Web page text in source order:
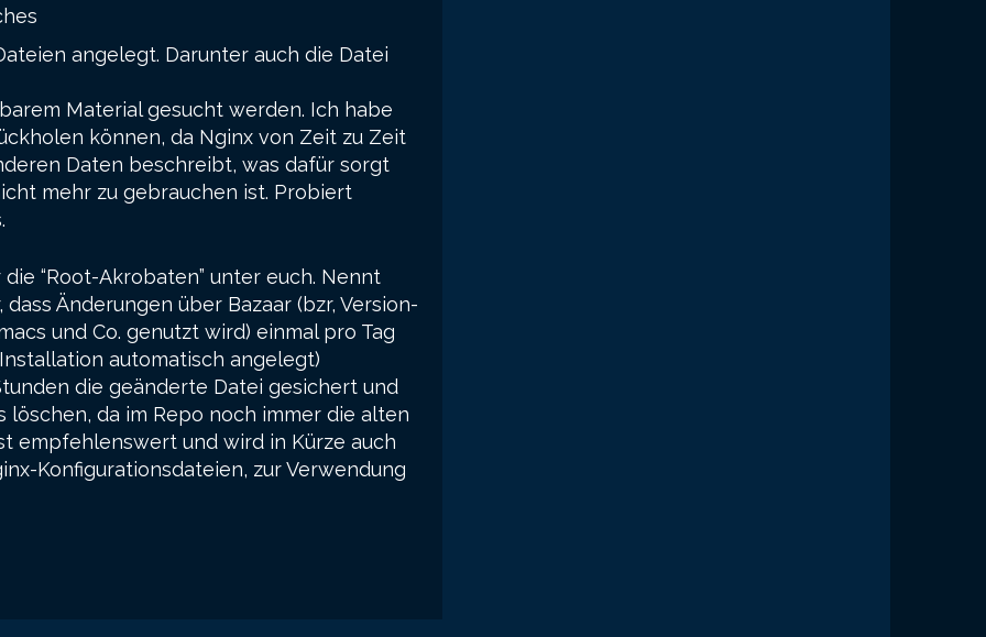
angelegt. Darunter auch die Datei
Material gesucht werden. Ich habe
können, da Nginx von Zeit zu Zeit
Daten beschreibt, was dafür sorgt
mehr zu gebrauchen ist. Probiert
“Root-Akrobaten” unter euch. Nennt
dass Änderungen über Bazaar (bzr, Version-
und Co. genutzt wird) einmal pro Tag
automatisch angelegt)
die geänderte Datei gesichert und
da im Repo noch immer die alten
empfehlenswert und wird in Kürze auch
Konfigurationsdateien, zur Verwendung